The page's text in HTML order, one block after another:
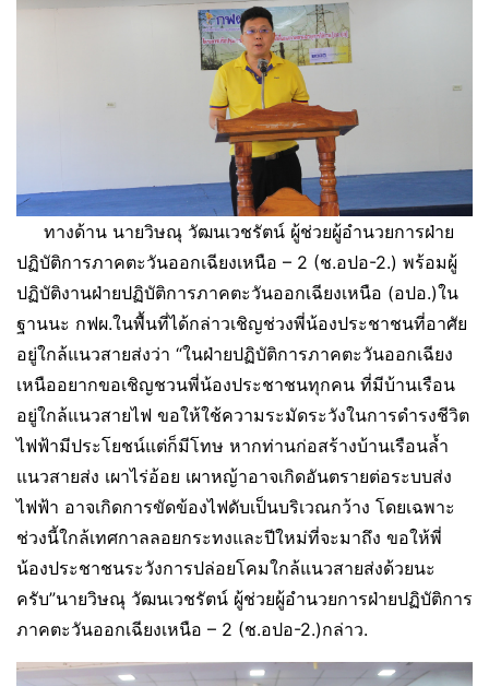
ทางด้าน นายวิษณุ วัฒนเวชรัตน์ ผู้ช่วยผู้อำนวยการฝ่าย
ปฏิบัติการภาคตะวันออกเฉียงเหนือ – 2 (ช.อปอ-2.) พร้อมผู้
ปฏิบัติงานฝ่ายปฏิบัติการภาคตะวันออกเฉียงเหนือ (อปอ.)ใน
ฐานนะ กฟผ.ในพื้นที่ได้กล่าวเชิญช่วงพี่น้องประชาชนที่อาศัย
อยู่ใกล้แนวสายส่งว่า “ในฝ่ายปฏิบัติการภาคตะวันออกเฉียง
เหนืออยากขอเชิญชวนพี่น้องประชาชนทุกคน ที่มีบ้านเรือน
อยู่ใกล้แนวสายไฟ ขอให้ใช้ความระมัดระวังในการดำรงชีวิต
ไฟฟ้ามีประโยชน์แต่ก็มีโทษ หากท่านก่อสร้างบ้านเรือนล้ำ
แนวสายส่ง เผาไร่อ้อย เผาหญ้าอาจเกิดอันตรายต่อระบบส่ง
ไฟฟ้า อาจเกิดการขัดข้องไฟดับเป็นบริเวณกว้าง โดยเฉพาะ
ช่วงนี้ใกล้เทศกาลลอยกระทงและปีใหม่ที่จะมาถึง ขอให้พี่
น้องประชาชนระวังการปล่อยโคมใกล้แนวสายส่งด้วยนะ
ครับ”นายวิษณุ วัฒนเวชรัตน์ ผู้ช่วยผู้อำนวยการฝ่ายปฏิบัติการ
ภาคตะวันออกเฉียงเหนือ – 2 (ช.อปอ-2.)กล่าว.